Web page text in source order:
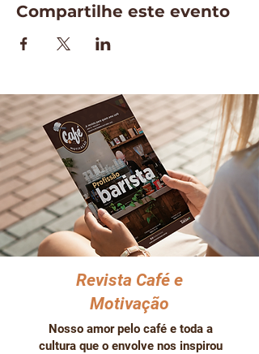
Compartilhe este evento
Revista Café e
Motivação
Nosso amor pelo café e toda a
cultura que o envolve nos inspirou